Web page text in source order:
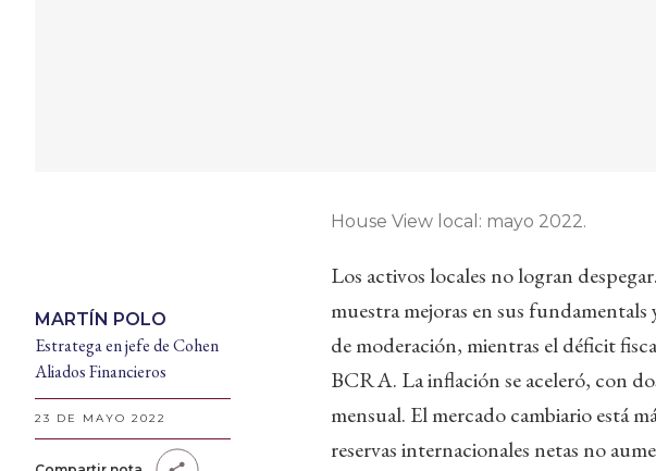
MARTÍN POLO
Estratega en jefe de Cohen
Aliados Financieros
23 DE MAYO 2022
House View local: mayo 2022.
Los activos locales no logran
muestra mejoras en sus
de moderación, mientras el déficit
BCRA. La inflación se aceleró, con
mensual. El mercado cambiario está
reservas internacionales netas no